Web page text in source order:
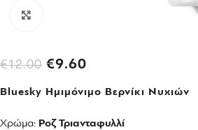
€12.00 €9.60
Bluesky Ημιμόνιμο Βερνίκι Νυχιών
Χρώμα: Ροζ Τριανταφυλλί